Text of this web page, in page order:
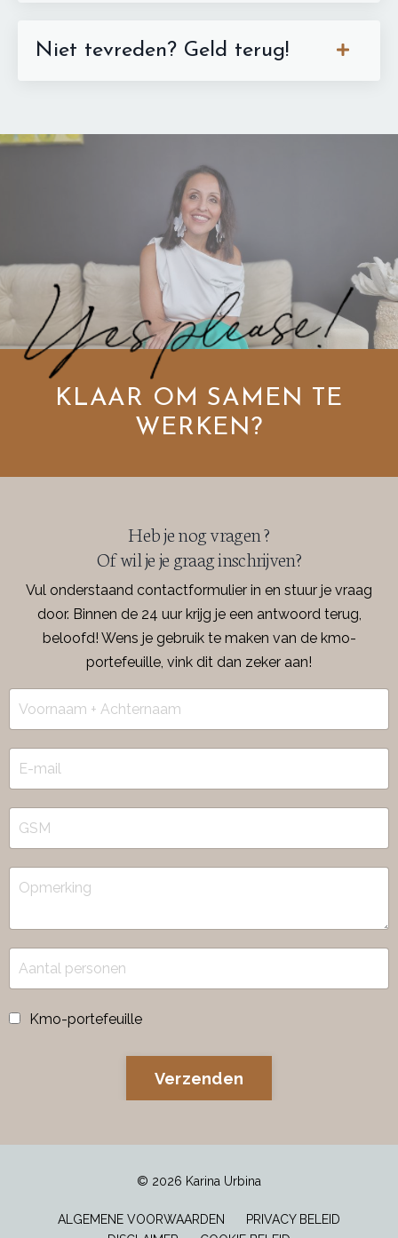
Niet tevreden? Geld terug!
KLAAR OM SAMEN TE
WERKEN?
Heb je nog vragen ?
Of wil je je graag inschrijven?
Vul onderstaand contactformulier in en stuur je vraag
door. Binnen de 24 uur krijg je een antwoord terug,
beloofd! Wens je gebruik te maken van de kmo-
portefeuille, vink dit dan zeker aan!
Kmo-portefeuille
Verzenden
© 2026 Karina Urbina
ALGEMENE VOORWAARDEN
PRIVACY BELEID